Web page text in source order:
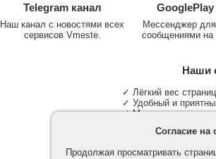
Telegram канал
Наш канал с новостями всех
сервисов Vmeste.
GooglePlay
Мессенджер
сообщениями на
Наши
✓ Лёгкий вес
✓ Удобный и
✓ Мы не размещаем
✓ Участие в
✓ Поддержка
Согласие на
Продолжая просматривать